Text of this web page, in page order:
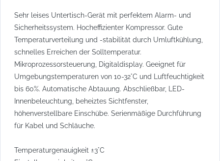
Sehr leises Untertisch-Gerät mit perfektem Alarm- und
Sicherheitssystem. Hocheffizienter Kompressor. Gute
Temperaturverteilung und -stabilität durch Umluftkühlung,
schnelles Erreichen der Solltemperatur.
Mikroprozessorsteuerung, Digitaldisplay. Geeignet für
Umgebungstemperaturen von 10-32°C und Luftfeuchtigkeit
bis 60%. Automatische Abtauung. Abschließbar, LED-
Innenbeleuchtung, beheiztes Sichtfenster,
höhenverstellbare Einschübe. Serienmäßige Durchführung
für Kabel und Schläuche.
Temperaturgenauigkeit ±3°C